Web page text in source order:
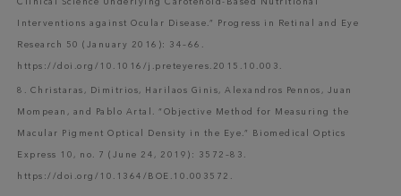
Clinical Science Underlying Carotenoid-Based Nutritional
Interventions against Ocular Disease.” Progress in Retinal and Eye
Research 50 (January 2016): 34–66.
https://doi.org/10.1016/j.preteyeres.2015.10.003.
8. Christaras, Dimitrios, Harilaos Ginis, Alexandros Pennos, Juan
Mompean, and Pablo Artal. “Objective Method for Measuring the
Macular Pigment Optical Density in the Eye.” Biomedical Optics
Express 10, no. 7 (June 24, 2019): 3572–83.
https://doi.org/10.1364/BOE.10.003572.